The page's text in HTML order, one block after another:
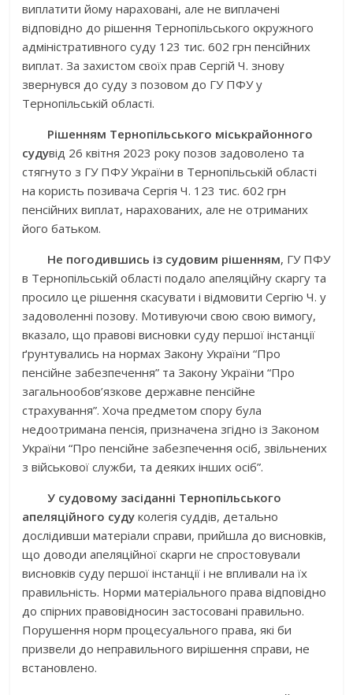
виплатити йому нараховані, але не виплачені
відповідно до рішення Тернопільського окружного
адміністративного суду 123 тис. 602 грн пенсійних
виплат. За захистом своїх прав Сергій Ч. знову
звернувся до суду з позовом до ГУ ПФУ у
Тернопільській області.
Рішенням Тернопільського міськрайонного
судувід 26 квітня 2023 року позов задоволено та
стягнуто з ГУ ПФУ України в Тернопільській області
на користь позивача Сергія Ч. 123 тис. 602 грн
пенсійних виплат, нарахованих, але не отриманих
його батьком.
Не погодившись із судовим рішенням, ГУ ПФУ
в Тернопільській областіподало апеляційну скаргу та
просило це рішення скасувати і відмовити Сергію Ч. у
задоволенні позову. Мотивуючи свою свою вимогу,
вказало, що правові висновки суду першої інстанції
ґрунтувались на нормах Закону України “Про
пенсійне забезпечення” та Закону України “Про
загальнообов’язкове державне пенсійне
страхування”. Хоча предметом спору була
недоотримана пенсія, призначена згідно із Законом
України “Про пенсійне забезпечення осіб, звільнених
з військової служби, та деяких інших осіб”.
У судовому засіданні Тернопільського
апеляційного суду колегія суддів, детально
дослідивши матеріали справи, прийшла до висновків,
що доводи апеляційної скарги не спростовували
висновків суду першої інстанції і не впливали на їх
правильність. Норми матеріального права відповідно
до спірних правовідносин застосовані правильно.
Порушення норм процесуального права, які би
призвели до неправильного вирішення справи, не
встановлено.